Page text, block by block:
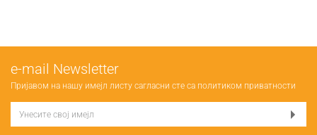
е-mail Newsletter
Пријавом на нашу имејл листу сагласни сте са политиком приватности